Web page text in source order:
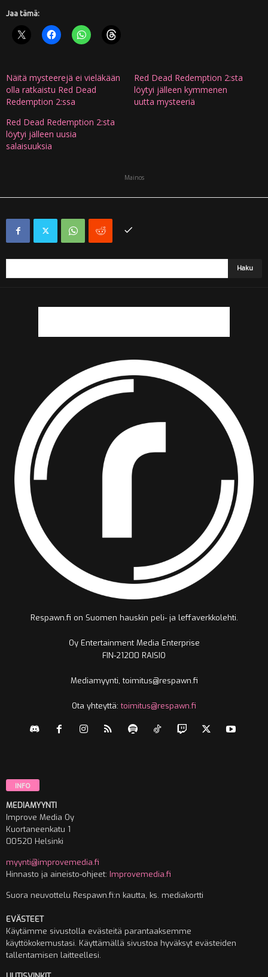
Jaa tämä:
Näitä mysteerejä ei vieläkään
olla ratkaistu Red Dead
Redemption 2:ssa
Red Dead Redemption 2:sta
löytyi jälleen kymmenen
uutta mysteeriä
Red Dead Redemption 2:sta
löytyi jälleen uusia
salaisuuksia
Mainos
Respawn.fi on Suomen hauskin peli- ja leffaverkkolehti.
Oy Entertainment Media Enterprise
FIN-21200 RAISIO
Mediamyynti, toimitus@respawn.fi
Ota yhteyttä:toimitus@respawn.fi
INFO
MEDIAMYYNTI
Improve Media Oy
Kuortaneenkatu 1
00520 Helsinki
myynti@improvemedia.fi
Hinnasto ja aineisto-ohjeet: Improvemedia.fi
Suora neuvottelu Respawn.fi:n kautta, ks. mediakortti
EVÄSTEET
Käytämme sivustolla evästeitä parantaaksemme
käyttökokemustasi. Käyttämällä sivustoa hyväksyt evästeiden
tallentamisen laitteellesi.